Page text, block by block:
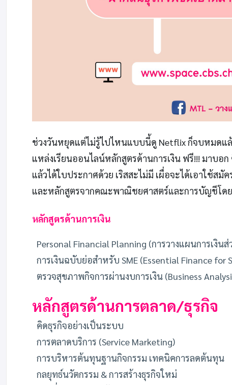
ช่วงวันหยุดแต่ไม่รู้ไปไหนแบบนี้ดู Netflix ก็จบหมดแล้
แหล่งเรียนออนไลน์หลักสูตรด้านการเงิน ฟรี!!! มาบอ
แล้วได้ใบประกาศด้วย เริสสะไม่มี เผื่อจะได้เอาใช้ส
และหลักสูตรจากคณะพาณิชยศาสตร์และการบัญชีโด
หลักสูตรด้านการเงิน
Personal Financial Planning (การวางแผนการเงิน
การเงินฉบับย่อสำหรับ SME (Essential Finance for
ตรวจสุขภาพกิจการผ่านงบการเงิน (Business
หลักสูตรด้านการตลาด/ธุรกิจ
คิดธุรกิจอย่างเป็นระบบ
การตลาดบริการ (Service Marketing)
การบริหารต้นทุนฐานกิจกรรม เทคนิคการลดต้นทุน
กลยุทธ์นวัตกรรม & การสร้างธุรกิจใหม่